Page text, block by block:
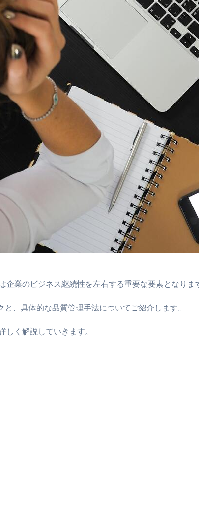
企業のビジネス継続性を左右する重要な要素となりま
、具体的な品質管理手法についてご紹介します。
しく解説していきます。